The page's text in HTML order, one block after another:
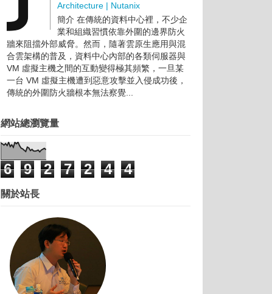
Architecture | Nutanix
簡介 在傳統的資料中心裡，不少企
業和組織習慣依靠外圍的邊界防火
牆來阻擋外部威脅。然而，隨著雲原生應用與混
合雲架構的普及，資料中心內部的各類伺服器與
VM 虛擬主機之間的互動變得極其頻繁，一旦某
一台 VM 虛擬主機遭到惡意攻擊並入侵成功後，
傳統的外圍防火牆根本無法察覺...
網站總瀏覽量
6 9 2 7 2 4 4
關於站長